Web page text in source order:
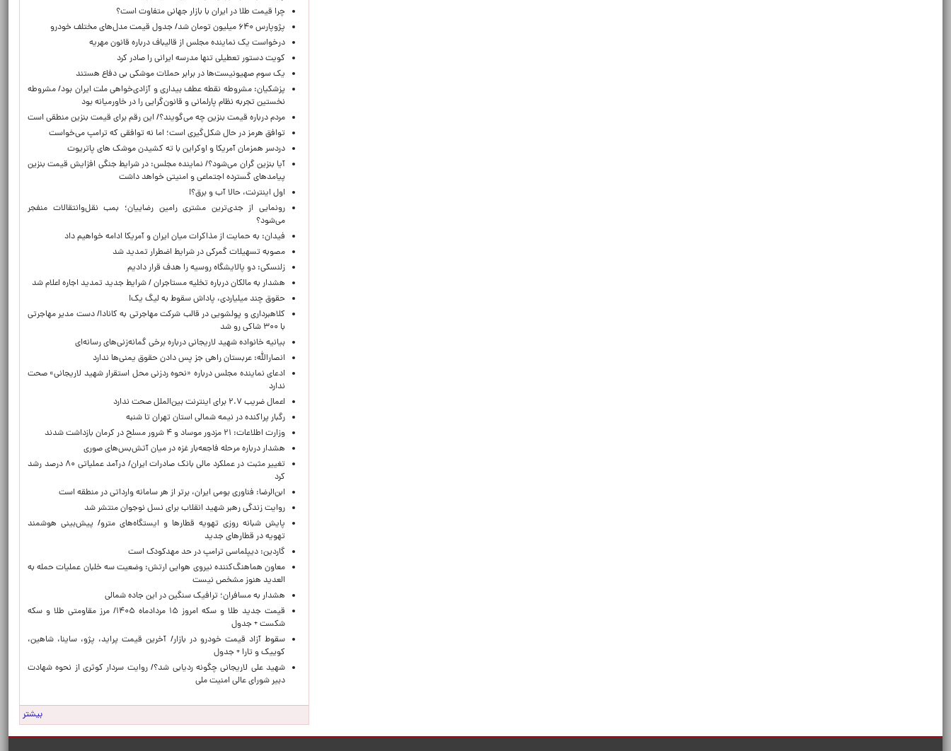
چرا قیمت طلا در ایران با بازار جهانی متفاوت است؟
پژوپارس ۶۴۰ میلیون تومان شد/ جدول قیمت مدل‌های مختلف خودرو
درخواست یک نماینده مجلس از قالیباف درباره قانون مهریه
کویت دستور تعطیلی تنها مدرسه ایرانی را صادر کرد
یک‌ سوم صهیونیست‌ها در برابر حملات موشکی بی دفاع هستند
پزشکیان: مشروطه نقطه عطف بیداری و آزادی‌خواهی ملت ایران بود/ مشروطه
نخستین تجربه نظام پارلمانی و قانون‌گرایی را در خاورمیانه بود
مردم درباره قیمت بنزین چه می‌گویند؟/ این رقم برای قیمت بنزین منطقی است
توافق هرمز در حال شکل‌گیری است؛ اما نه توافقی که ترامپ می‌خواست
دردسر همزمان آمریکا و اوکراین با ته کشیدن موشک های پاتریوت
آیا بنزین گران می‌شود؟/ نماینده مجلس: در شرایط جنگی افزایش قیمت بنزین
پیامدهای گسترده اجتماعی و امنیتی خواهد داشت
اول اینترنت، حالا آب و برق؟!
رونمایی از جدی‌ترین مشتری رامین رضاییان؛ بمب نقل‌وانتقالات منفجر
می‌شود؟
فیدان: به حمایت از مذاکرات میان ایران و آمریکا ادامه خواهیم داد
مصوبه تسهیلات گمرکی در شرایط اضطرار تمدید شد
زلنسکی: دو پالایشگاه روسیه را هدف قرار دادیم
هشدار به مالکان درباره تخلیه مستاجران / شرایط جدید تمدید اجاره اعلام شد
حقوق چند میلیاردی، پاداش سقوط به لیگ یک!
کلاهبرداری و پولشویی در قالب شرکت مهاجرتی به کانادا/ دست مدیر مهاجرتی
با ۳۰۰ شاکی رو شد
بیانیه خانواده شهید لاریجانی درباره برخی گمانه‌زنی‌های رسانه‌ای
انصارالله: عربستان راهی جز پس دادن حقوق یمنی‌ها ندارد
ادعای نماینده مجلس درباره «نحوه ردزنی محل استقرار شهید لاریجانی» صحت
ندارد
اعمال ضریب ۲.۷ برای اینترنت بین‌الملل صحت ندارد
رگبار پراکنده در نیمه شمالی استان تهران تا شنبه
وزارت اطلاعات: ۲۱ مزدور موساد و ۴ شرور مسلح در کرمان بازداشت شدند
هشدار درباره مرحله فاجعه‌بار غزه در میان آتش‌بس‌های صوری
تغییر مثبت در عملکرد مالی بانک صادرات ایران/ درآمد عملیاتی ۸۰ درصد رشد
کرد
ابن‌الرضا: فناوری بومی ایران، برتر از هر سامانه وارداتی در منطقه است
روایت زندگی رهبر شهید انقلاب برای نسل نوجوان منتشر شد
پایش شبانه روزی تهویه قطارها و ایستگاه‌های مترو/ پیش‌بینی هوشمند
تهویه در قطارهای جدید
گاردین: دیپلماسی ترامپ در حد مهدکودک است
معاون هماهنگ‌کننده نیروی هوایی ارتش: وضعیت سه خلبان عملیات حمله به
العدید هنوز مشخص نیست
هشدار به مسافران؛ ترافیک سنگین در این جاده شمالی
قیمت جدید طلا و سکه امروز ۱۵ مردادماه ۱۴۰۵/ مرز مقاومتی طلا و سکه
شکست + جدول
سقوط آزاد قیمت خودرو در بازار/ آخرین قیمت پراید، پژو، ساینا، شاهین،
کوییک و تارا + جدول
شهید علی لاریجانی چگونه ردیابی شد؟/ روایت سردار کوثری از نحوه شهادت
دبیر شورای عالی امنیت ملی
بیشتر